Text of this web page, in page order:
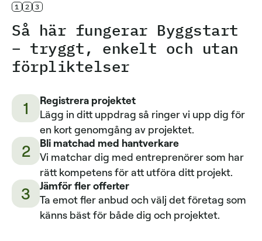
1 2 3
Så här fungerar Byggstart
– tryggt, enkelt och utan
förpliktelser
1
Registrera projektet
Lägg in ditt uppdrag så ringer vi upp dig för
en kort genomgång av projektet.
2
Bli matchad med hantverkare
Vi matchar dig med entreprenörer som har
rätt kompetens för att utföra ditt projekt.
3
Jämför fler offerter
Ta emot fler anbud och välj det företag som
känns bäst för både dig och projektet.